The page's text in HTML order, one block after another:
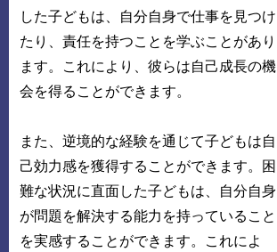
した子どもは、自分自身で仕事を見つけ
たり、責任を持つことを学ぶことがあり
ます。これにより、彼らは自己成長の機
会を得ることができます。
また、逆境的な経験を通じて子どもは自
己効力感を獲得することができます。困
難な状況に直面した子どもは、自分自身
が問題を解決する能力を持っていること
を実感することができます。これによ